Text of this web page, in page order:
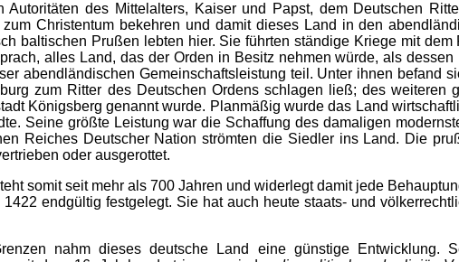
Autoritäten des Mittelalters, Kaiser und Papst, dem Deutschen
Christentum bekehren und damit dieses Land in den
baltischen Prußen lebten hier. Sie führten ständige Kriege mit dem
alles Land, das der Orden in Besitz nehmen würde, als
abendländischen Gemeinschaftsleistung teil. Unter ihnen befand
zum Ritter des Deutschen Ordens schlagen ließ; des weiteren
Königsberg genannt wurde. Planmäßig wurde das Land
Seine größte Leistung war die Schaffung des damaligen
Reiches Deutscher Nation strömten die Siedler ins Land. Die
oder ausgerottet.
somit seit mehr als 700 Jahren und widerlegt damit jede
endgültig festgelegt. Sie hat auch heute staats- und
nahm dieses deutsche Land eine günstige Entwicklung.